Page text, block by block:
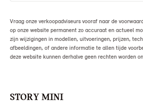
Vraag onze verkoopadviseurs vooraf naar de
op onze website permanent zo accuraat en actueel
zijn wijzigingen in modellen, uitvoeringen, prijzen,
afbeeldingen, of andere informatie te allen tijde
deze website kunnen derhalve geen rechten worden
STORY MINI